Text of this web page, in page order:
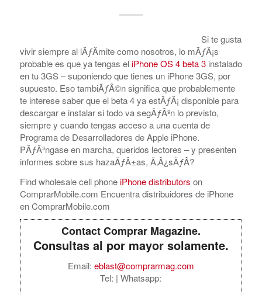
Si te gusta
vivir siempre al lÃƒÂ­mite como nosotros, lo mÃƒÂ¡s
probable es que ya tengas eliPhone OS 4 beta 3instalado
en tu 3GS – suponiendo que tienes un iPhone 3GS, por
supuesto. Eso tambiÃƒÂ©n significa que probablemente
te interese saber que el beta 4 ya estÃƒÂ¡ disponible para
descargar e instalar si todo va segÃƒÂºn lo previsto,
siempre y cuando tengas acceso a una cuenta de
Programa de Desarrolladores de Apple iPhone.
PÃƒÂ³ngase en marcha, queridos lectores – y presenten
informes sobre sus hazaÃƒÂ±as, Ã‚Â¿sÃƒÂ­?
Find wholesale cell phoneiPhone distributors on
ComprarMobile.com Encuentra distribuidores de iPhone
en ComprarMobile.com
Contact Comprar Magazine.
Consultas al por mayor solamente.
Email: eblast@comprarmag.com
Tel: | Whatsapp: